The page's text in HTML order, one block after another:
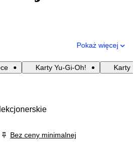
Pokaż więcej
Karty Yu-Gi-Oh! Karty
Bez ceny minimalnej